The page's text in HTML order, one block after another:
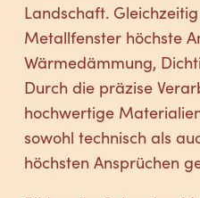
Landschaft.
Metallfenster höchste
Wärmedämmung,
Durch die präzise
hochwertige
sowohl technisch als
höchsten Ansprüchen